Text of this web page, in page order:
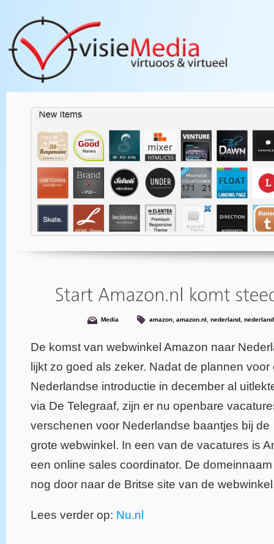
Media amazon, amazon.nl, nederland,
De komst van webwinkel Amazon naar
lijkt zo goed als zeker. Nadat de plannen voor
Nederlandse introductie in december al
via De Telegraaf, zijn er nu openbare
verschenen voor Nederlandse baantjes bij de
grote webwinkel. In een van de vacatures is
een online sales coordinator. De
nog door naar de Britse site van de
Lees verder op: Nu.nl